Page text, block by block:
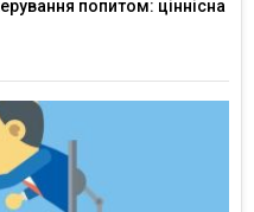
попитом: ціннісна